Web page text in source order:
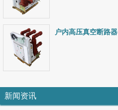
户内高压真空断路器
新闻资讯